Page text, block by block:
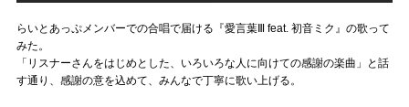
らいとあっぷメンバーでの合唱で届ける『愛言葉Ⅲ feat. 初音ミク』の歌って
みた。
「リスナーさんをはじめとした、いろいろな人に向けての感謝の楽曲」と話
す通り、感謝の意を込めて、みんなで丁寧に歌い上げる。